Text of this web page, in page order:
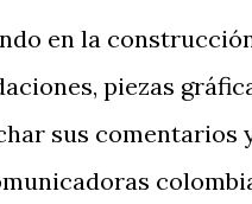
en la
piezas
sus comentarios